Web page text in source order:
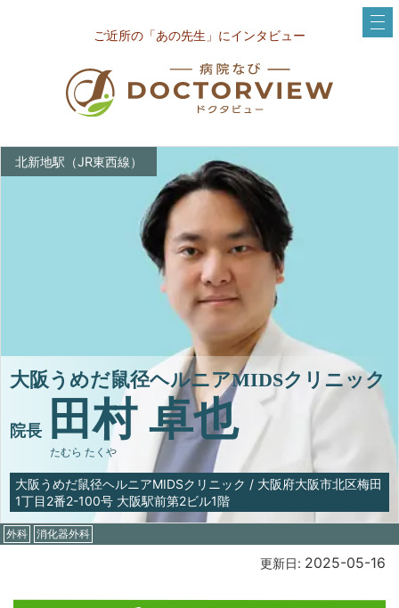
ご近所の「あの先生」にインタビュー
北新地駅（JR東西線）
大阪うめだ鼠径ヘルニアMIDSクリニック
院長 田村 卓也
たむら たくや
大阪うめだ鼠径ヘルニアMIDSクリニック / 大阪府大阪市北区梅田
1丁目2番2-100号 大阪駅前第2ビル1階
外科 消化器外科
更新日: 2025-05-16